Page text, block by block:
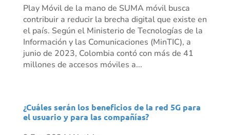
Play Móvil de la mano de SUMA móvil busca
contribuir a reducir la brecha digital que existe en
el país. Según el Ministerio de Tecnologías de la
Información y las Comunicaciones (MinTIC), a
junio de 2023, Colombia contó con más de 41
millones de accesos móviles a...
¿Cuáles serán los beneficios de la red 5G para
el usuario y para las compañías?